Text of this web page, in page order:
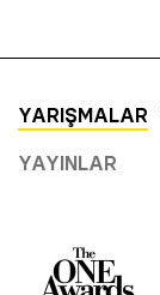
YARIŞMALAR
YAYINLAR